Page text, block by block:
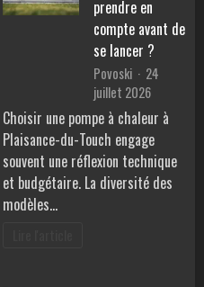
prendre en
compte avant de
se lancer ?
Povoski
24
juillet 2026
Choisir une pompe à chaleur à
Plaisance-du-Touch engage
souvent une réflexion technique
et budgétaire. La diversité des
modèles…